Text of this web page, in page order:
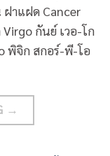
ฝาแฝด Cancer
กันย์ เวอ-โก
พิจิก สกอร์-พี-โอ
→